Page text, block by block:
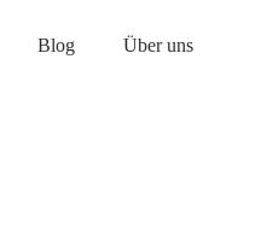
Blog Über uns